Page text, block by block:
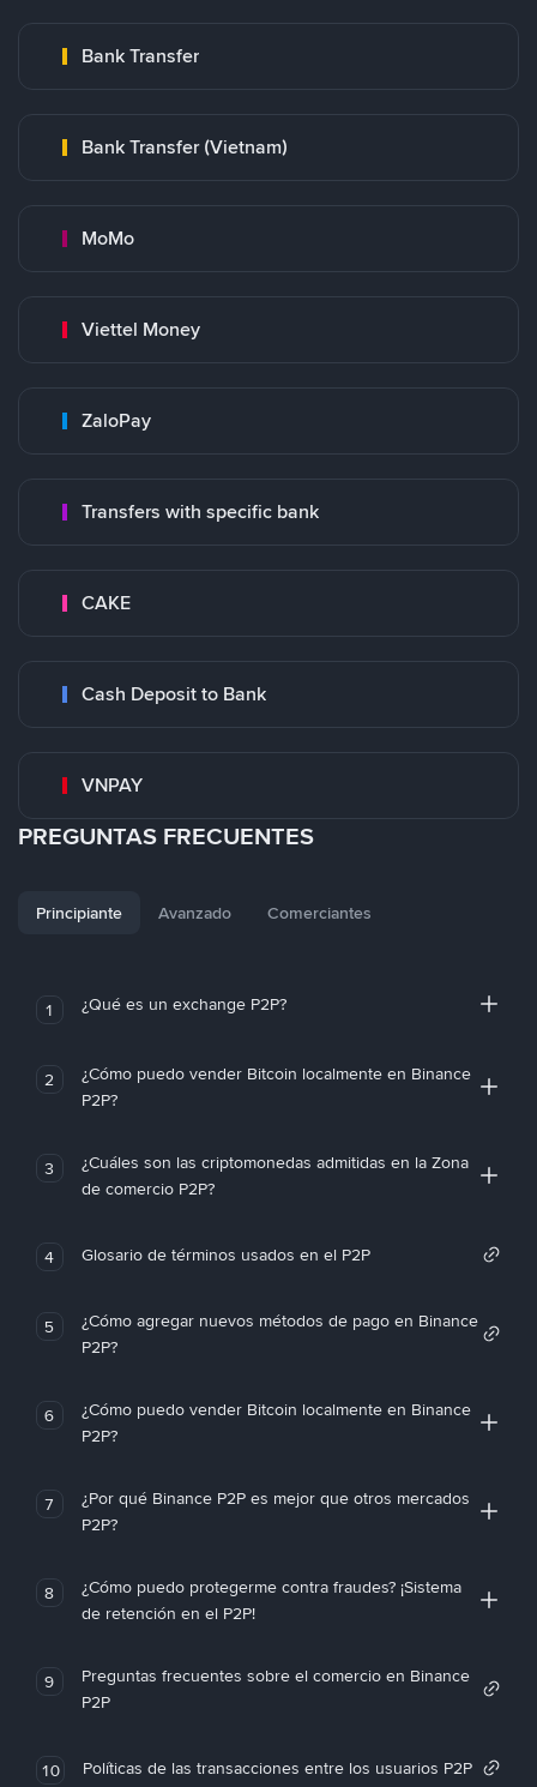
Bank Transfer
Bank Transfer (Vietnam)
MoMo
Viettel Money
ZaloPay
Transfers with specific bank
CAKE
Cash Deposit to Bank
VNPAY
PREGUNTAS FRECUENTES
Principiante Avanzado Comerciantes
1 ¿Qué es un exchange P2P?
2
¿Cómo puedo vender Bitcoin localmente en Binance
P2P?
3
¿Cuáles son las criptomonedas admitidas en la Zona
de comercio P2P?
4 Glosario de términos usados en el P2P
5
¿Cómo agregar nuevos métodos de pago en Binance
P2P?
6
¿Cómo puedo vender Bitcoin localmente en Binance
P2P?
7
¿Por qué Binance P2P es mejor que otros mercados
P2P?
8
¿Cómo puedo protegerme contra fraudes? ¡Sistema
de retención en el P2P!
9
Preguntas frecuentes sobre el comercio en Binance
P2P
10 Políticas de las transacciones entre los usuarios P2P